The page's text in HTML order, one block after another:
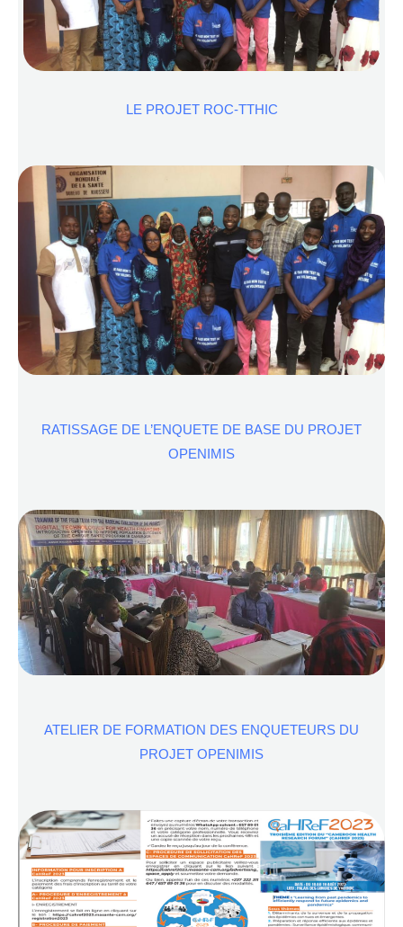
LE PROJET ROC-TTHIC
RATISSAGE DE L’ENQUETE DE BASE DU PROJET
OPENIMIS
ATELIER DE FORMATION DES ENQUETEURS DU
PROJET OPENIMIS